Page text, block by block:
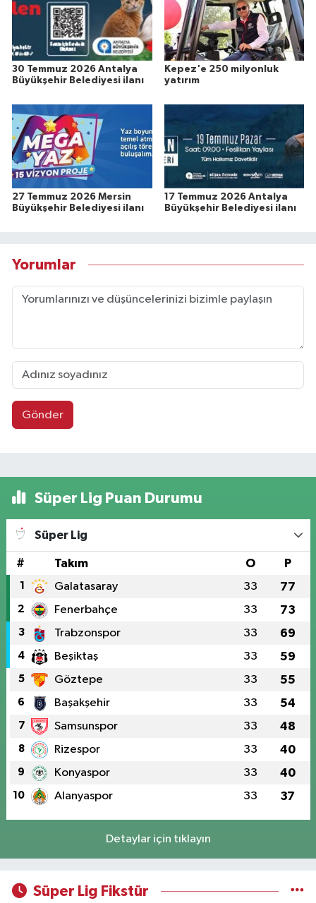
30 Temmuz 2026 Antalya
Büyükşehir Belediyesi ilanı
Kepez'e 250 milyonluk
yatırım
27 Temmuz 2026 Mersin
Büyükşehir Belediyesi ilanı
17 Temmuz 2026 Antalya
Büyükşehir Belediyesi ilanı
Yorumlar
Gönder
Süper Lig Puan Durumu
Süper Lig
# Takım O P
1 Galatasaray 33 77
2 Fenerbahçe 33 73
3 Trabzonspor 33 69
4 Beşiktaş 33 59
5 Göztepe 33 55
6 Başakşehir 33 54
7 Samsunspor 33 48
8 Rizespor 33 40
9 Konyaspor 33 40
10 Alanyaspor 33 37
Detaylar için tıklayın
Süper Lig Fikstür